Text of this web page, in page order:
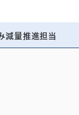
減量推進担当